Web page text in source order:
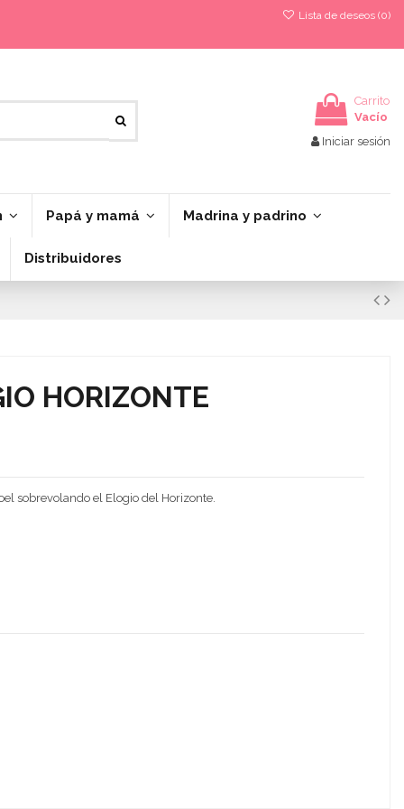
Lista de deseos (0)
Carrito
Vacío
Iniciar sesión
Papá y mamá Madrina y padrino
Distribuidores
HORIZONTE
sobrevolando el Elogio del Horizonte.